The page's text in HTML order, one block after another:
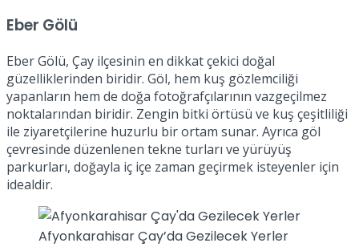
Eber Gölü
Eber Gölü, Çay ilçesinin en dikkat çekici doğal
güzelliklerinden biridir. Göl, hem kuş gözlemciliği
yapanların hem de doğa fotoğrafçılarının vazgeçilmez
noktalarından biridir. Zengin bitki örtüsü ve kuş çeşitliliği
ile ziyaretçilerine huzurlu bir ortam sunar. Ayrıca göl
çevresinde düzenlenen tekne turları ve yürüyüş
parkurları, doğayla iç içe zaman geçirmek isteyenler için
idealdir.
Afyonkarahisar Çay’da Gezilecek Yerler